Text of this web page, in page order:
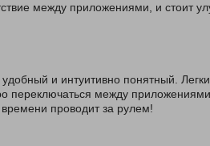
между приложениями, и стоит
и интуитивно понятный.
переключаться между
проводит за рулем!